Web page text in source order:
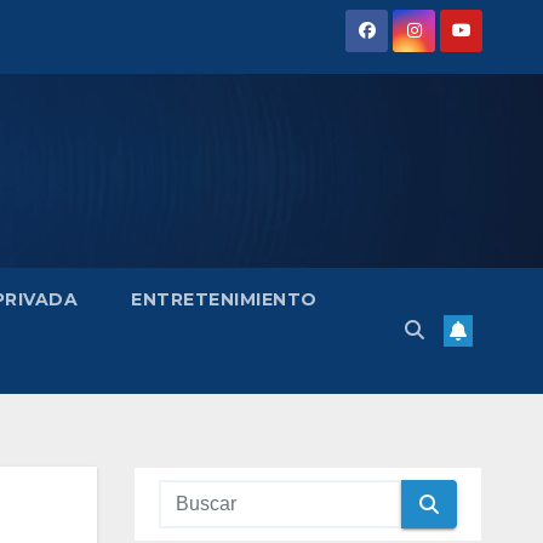
ENTRETENIMIENTO